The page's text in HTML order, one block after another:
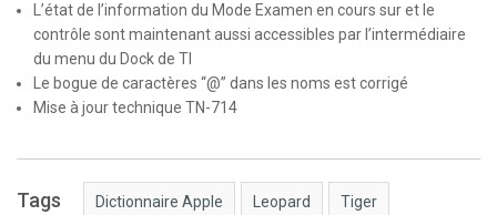
L’état de l’information du Mode Examen en cours sur et le
contrôle sont maintenant aussi accessibles par l’intermédiaire
du menu du Dock de TI
Le bogue de caractères “@” dans les noms est corrigé
Mise à jour technique TN-714
Tags Dictionnaire Apple Leopard Tiger